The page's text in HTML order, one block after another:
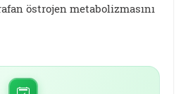
östrojen metabolizmasını